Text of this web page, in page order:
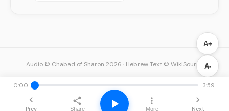
A+
A-
0:00 3:59
Prev Share More Next
Audio © Chabad of Sharon 2026 · Hebrew Text © WikiSource